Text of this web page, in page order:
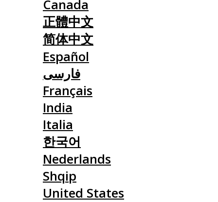
Canada
正體中文
简体中文
Español
فارسی
Français
India
Italia
한국어
Nederlands
Shqip
United States